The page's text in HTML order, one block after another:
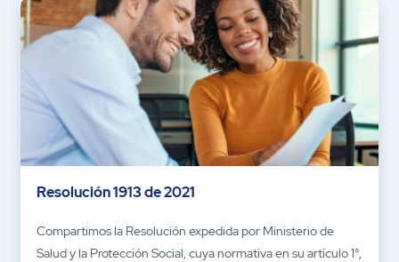
Resolución 1913 de 2021
Compartimos la Resolución expedida por Ministerio de
Salud y la Protección Social, cuya normativa en su artículo 1°,